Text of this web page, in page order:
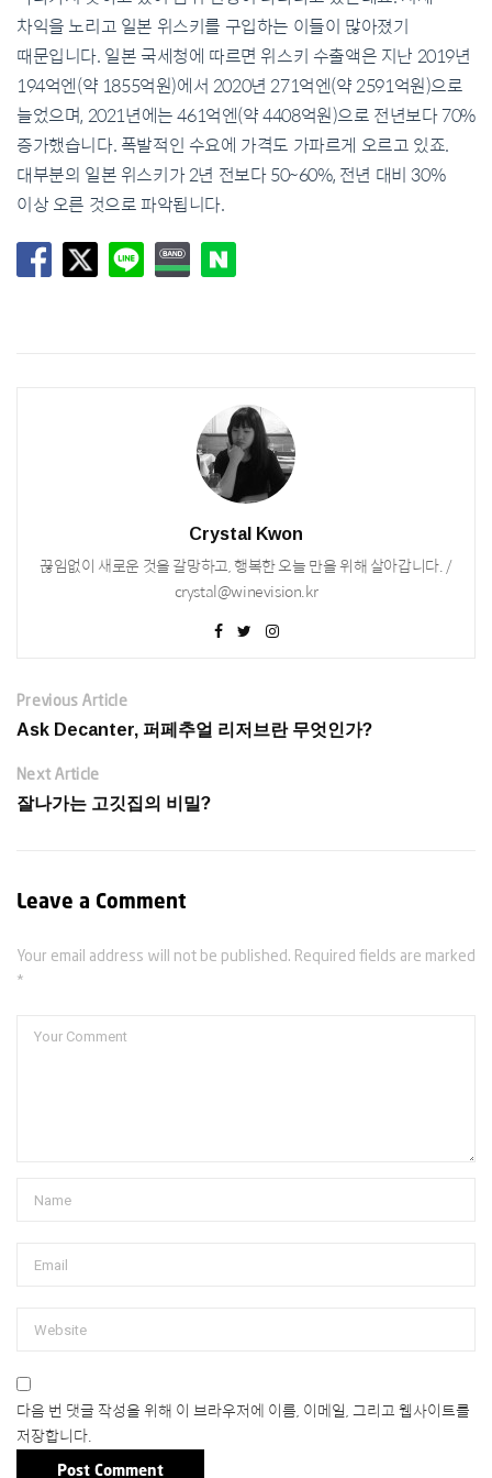
차익을 노리고 일본 위스키를 구입하는 이들이 많아졌기
때문입니다. 일본 국세청에 따르면 위스키 수출액은 지난 2019년
194억엔(약 1855억원)에서 2020년 271억엔(약 2591억원)으로
늘었으며, 2021년에는 461억엔(약 4408억원)으로 전년보다 70%
증가했습니다. 폭발적인 수요에 가격도 가파르게 오르고 있죠.
대부분의 일본 위스키가 2년 전보다 50~60%, 전년 대비 30%
이상 오른 것으로 파악됩니다.
Crystal Kwon
끊임없이 새로운 것을 갈망하고, 행복한 오늘 만을 위해 살아갑니다. /
crystal@winevision.kr
Previous Article
Ask Decanter, 퍼페추얼 리저브란 무엇인가?
Next Article
잘나가는 고깃집의 비밀?
Leave a Comment
Your email address will not be published. Required fields are marked
*
다음 번 댓글 작성을 위해 이 브라우저에 이름, 이메일, 그리고 웹사이트를
저장합니다.